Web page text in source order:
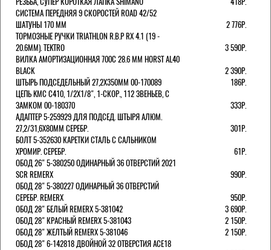
СИСТЕМА ПЕРЕДНЯЯ 9 СКОРОСТЕЙ ROAD 42/52
ШАТУНЫ 170 ММ
2 776Р.
ТОРМОЗНЫЕ РУЧКИ TRIATHLON R.B.P RX 4.1 (19 -
20.6ММ). TEKTRO
3 590Р.
ВИЛКА АМОРТИЗАЦИОННАЯ 700C 28.6 ММ HORST AL40
BLACK
2 390Р.
ШТЫРЬ ПОДСЕДЕЛЬНЫЙ 27,2Х350ММ 00-170089
186Р.
ЦЕПЬ KMC C410, 1/2Х1/8", 1-СКОР., 112 ЗВЕНЬЕВ, С
ЗАМКОМ 00-180370
333Р.
АДАПТЕР 5-259929 ДЛЯ ПОДСЕД. ШТЫРЯ АЛЮМ.
27,2/31,6Х80ММ СЕРЕБР.
301Р.
БОЛТ 5-352630 КАРЕТКИ СТАЛЬ С САЛЬНИКОМ
ХРОМИР. СЕРЕБР.
61Р.
ОБОД 26" 5-380250 ОДИНАРНЫЙ 36 ОТВЕРСТИЙ 2021
SCR REMERX
990Р.
ОБОД 28" 5-380227 ОДИНАРНЫЙ 36 ОТВЕРСТИЙ
СЕРЕБР. REMERX
950Р.
ОБОД 28" БЕЛЫЙ REMERX 5-381042
3 690Р.
ОБОД 28" КРАСНЫЙ REMERX 5-381043
2 150Р.
ОБОД 28" ЖЕЛТЫЙ REMERX 5-381046
2 150Р.
ОБОД 28" 6-142818 ДВОЙНОЙ 32 ОТВЕРСТИЯ ACE18